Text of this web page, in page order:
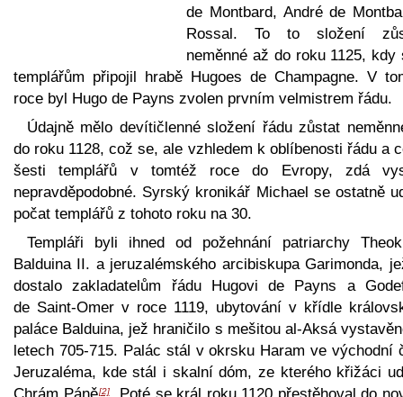
de Montbard, André de
Rossal. To to složení
neměnné až do roku 1125, kdy
templářům připojil hrabě Hugoes de Champagne. V
roce byl Hugo de Payns zvolen prvním velmistrem řádu.
Údajně mělo devítičlenné složení řádu zůstat
do roku 1128, což se, ale vzhledem k oblíbenosti řádu a
šesti templářů v tomtéž roce do Evropy, zdá
nepravděpodobné. Syrský kronikář Michael se ostatně
počat templářů z tohoto roku na 30.
Templáři byli ihned od požehnání patriarchy
Balduina II. a jeruzalémského arcibiskupa Garimonda,
dostalo zakladatelům řádu Hugovi de Payns a
de Saint-Omer v roce 1119, ubytování v křídle
paláce Balduina, jež hraničilo s mešitou al-Aksá
letech 705-715. Palác stál v okrsku Haram ve východní
Jeruzaléma, kde stál i skalní dóm, ze kterého křižáci
Chrám Páně[2] . Poté se král roku 1120 přestěhoval do